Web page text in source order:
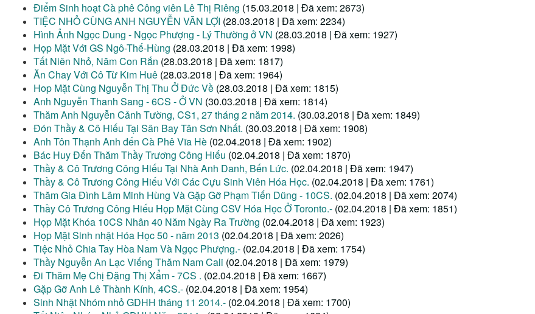
Điểm Sinh hoạt Cà phê Công viên Lê Thị Riêng (15.03.2018 | Đã xem: 2673)
TIỆC NHỎ CÙNG ANH NGUYỄN VĂN LỢI (28.03.2018 | Đã xem: 2234)
Hình Ảnh Ngọc Dung - Ngọc Phượng - Lý Thường ở VN (28.03.2018 | Đã xem: 1927)
Họp Mặt Với GS Ngô-Thế-Hùng (28.03.2018 | Đã xem: 1998)
Tất Niên Nhỏ, Năm Con Rắn (28.03.2018 | Đã xem: 1817)
Ăn Chay Với Cô Từ Kim Huê (28.03.2018 | Đã xem: 1964)
Hop Mặt Cùng Nguyễn Thị Thu Ở Đức Về (28.03.2018 | Đã xem: 1815)
Anh Nguyễn Thanh Sang - 6CS - Ở VN (30.03.2018 | Đã xem: 1814)
Thăm Anh Nguyễn Cảnh Tường, CS1, 27 tháng 2 năm 2014. (30.03.2018 | Đã xem: 1849)
Đón Thầy & Cô Hiếu Tại Sân Bay Tân Sơn Nhất. (30.03.2018 | Đã xem: 1908)
Anh Tôn Thạnh Anh đến Cà Phê Vĩa Hè (02.04.2018 | Đã xem: 1902)
Bác Huy Đến Thăm Thầy Trương Công Hiếu (02.04.2018 | Đã xem: 1870)
Thầy & Cô Trương Công Hiếu Tại Nhà Anh Danh, Bến Lức. (02.04.2018 | Đã xem: 1947)
Thầy & Cô Trương Công Hiếu Với Các Cựu Sinh Viên Hóa Học. (02.04.2018 | Đã xem: 1761)
Thăm Gia Đình Lâm Minh Hùng Và Gặp Gỡ Phạm Tiến Dũng - 10CS. (02.04.2018 | Đã xem: 2074)
Thầy Cô Trương Công Hiếu Họp Mặt Cùng CSV Hóa Học Ở Toronto.- (02.04.2018 | Đã xem: 1851)
Họp Mặt Khóa 10CS Nhân 40 Năm Ngày Ra Trường (02.04.2018 | Đã xem: 1923)
Họp Mặt Sinh nhật Hóa Học 50 - năm 2013 (02.04.2018 | Đã xem: 2026)
Tiệc Nhỏ Chia Tay Hòa Nam Và Ngọc Phượng.- (02.04.2018 | Đã xem: 1754)
Thầy Nguyễn An Lạc Viếng Thăm Nam Cali (02.04.2018 | Đã xem: 1979)
Đi Thăm Mẹ Chị Đặng Thị Xẩm - 7CS . (02.04.2018 | Đã xem: 1667)
Gặp Gỡ Anh Lê Thành Kính, 4CS.- (02.04.2018 | Đã xem: 1954)
Sinh Nhật Nhóm nhỏ GDHH tháng 11 2014.- (02.04.2018 | Đã xem: 1700)